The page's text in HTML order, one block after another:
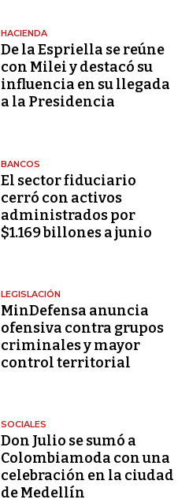
HACIENDA
De la Espriella se reúne
con Milei y destacó su
influencia en su llegada
a la Presidencia
BANCOS
El sector fiduciario
cerró con activos
administrados por
$1.169 billones a junio
LEGISLACIÓN
MinDefensa anuncia
ofensiva contra grupos
criminales y mayor
control territorial
SOCIALES
Don Julio se sumó a
Colombiamoda con una
celebración en la ciudad
de Medellín